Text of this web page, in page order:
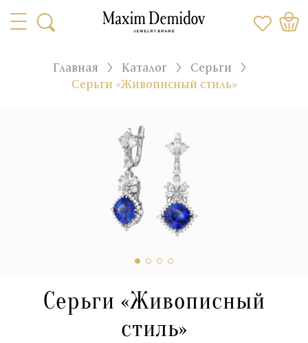
Главная Каталог
Серьги
Серьги «Живописный стиль»
Серьги «Живописный
стиль»